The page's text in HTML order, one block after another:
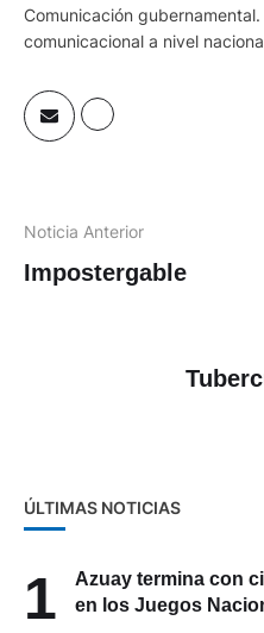
Comunicación
comunicacional a nivel
Noticia Anterior
Impostergable
ÚLTIMAS NOTICIAS
1
Azuay termina con
en los Juegos